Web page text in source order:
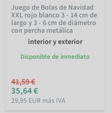
Juego de Bolas de Navidad
XXL rojo blanco 3 - 14 cm de
largo y 3 - 6 cm de diámetro
con percha metálica
interior y exterior
Disponible de inmediato
41,59 €
35,64 €
29,95 EUR más IVA